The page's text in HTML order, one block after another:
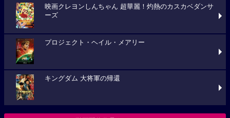
映画クレヨンしんちゃん 超華麗！灼熱のカスカベダンサ
ーズ
プロジェクト・ヘイル・メアリー
キングダム 大将軍の帰還